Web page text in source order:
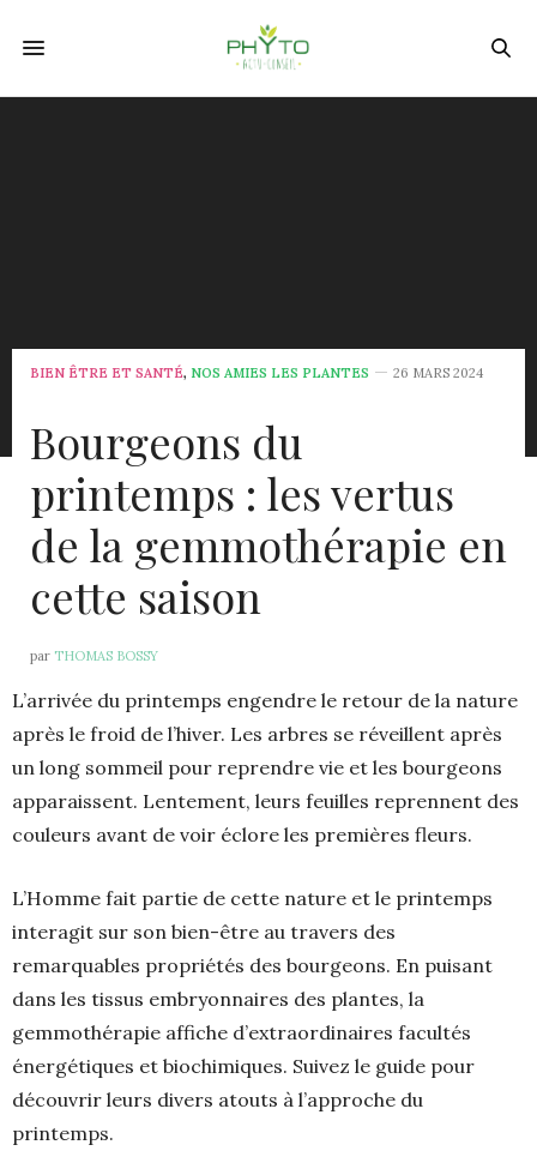
BIEN ÊTRE ET SANTÉ, NOS AMIES LES PLANTES 26 MARS 2024
Bourgeons du
printemps : les vertus
de la gemmothérapie en
cette saison
par THOMAS BOSSY
L’arrivée du printemps engendre le retour de la nature
après le froid de l’hiver. Les arbres se réveillent après
un long sommeil pour reprendre vie et les bourgeons
apparaissent. Lentement, leurs feuilles reprennent des
couleurs avant de voir éclore les premières fleurs.
L’Homme fait partie de cette nature et le printemps
interagit sur son bien-être au travers des
remarquables propriétés des bourgeons. En puisant
dans les tissus embryonnaires des plantes, la
gemmothérapie affiche d’extraordinaires facultés
énergétiques et biochimiques. Suivez le guide pour
découvrir leurs divers atouts à l’approche du
printemps.